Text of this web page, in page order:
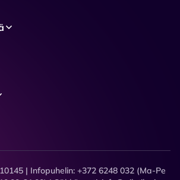
| Infopuhelin: +372 6248 032 (Ma-Pe